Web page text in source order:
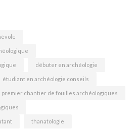
débuter en archéologie
étudiant en archéologie conseils
premier chantier de fouilles archéologiques
thanatologie